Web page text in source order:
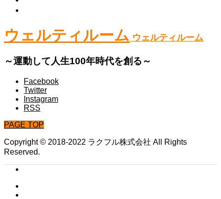
ウェルティルーム ウェルティルーム
～運動して人生100年時代を創る～
Facebook
Twitter
Instagram
RSS
PAGE TOP
Copyright © 2018-2022 ラクフル株式会社 All Rights
Reserved.